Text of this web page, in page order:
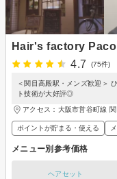
Hair's factory Paco
4.7
(75件)
＜関目高殿駅・メンズ歓迎＞
ト技術が大好評◎
アクセス：大阪市営谷町線
ポイントが貯まる・使える
メニュー別参考価格
ヘアセット